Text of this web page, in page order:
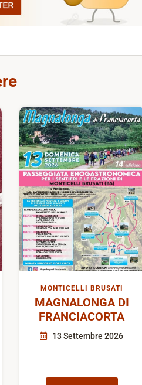
MONTICELLI BRUSATI
MAGNALONGA DI
FRANCIACORTA
13 Settembre 2026